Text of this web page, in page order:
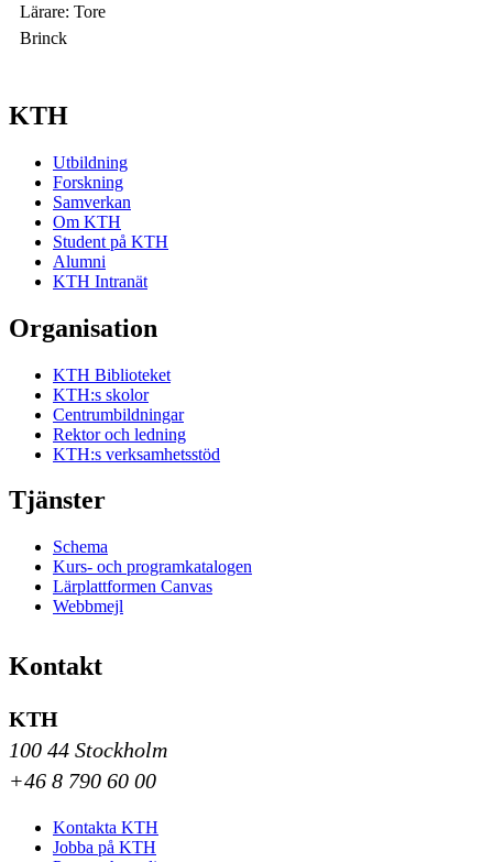
Lärare: Tore
Brinck
KTH
Utbildning
Forskning
Samverkan
Om KTH
Student på KTH
Alumni
KTH Intranät
Organisation
KTH Biblioteket
KTH:s skolor
Centrumbildningar
Rektor och ledning
KTH:s verksamhetsstöd
Tjänster
Schema
Kurs- och programkatalogen
Lärplattformen Canvas
Webbmejl
Kontakt
KTH
100 44 Stockholm
+46 8 790 60 00
Kontakta KTH
Jobba på KTH